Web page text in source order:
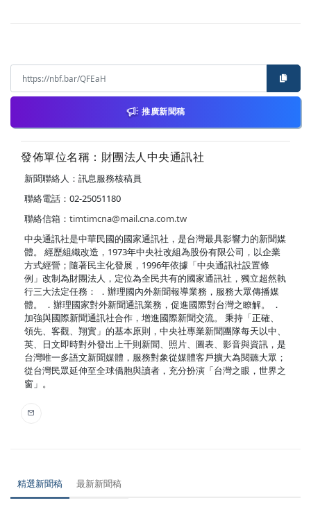
推廣新聞稿
發佈單位名稱：財團法人中央通訊社
新聞聯絡人：訊息服務核稿員
聯絡電話：02-25051180
聯絡信箱： timtimcna@mail.cna.com.tw
中央通訊社是中華民國的國家通訊社，是台灣最具影響力的新聞媒
體。 經歷組織改造，1973年中央社改組為股份有限公司，以企業
方式經營；隨著民主化發展，1996年依據「中央通訊社設置條
例」改制為財團法人，定位為全民共有的國家通訊社，獨立超然執
行三大法定任務： ．辦理國內外新聞報導業務，服務大眾傳播媒
體。 ．辦理國家對外新聞通訊業務，促進國際對台灣之瞭解。 ．
加強與國際新聞通訊社合作，增進國際新聞交流。 秉持「正確、
領先、客觀、翔實」的基本原則，中央社專業新聞團隊每天以中、
英、日文即時對外發出上千則新聞、照片、圖表、影音與資訊，是
台灣唯一多語文新聞媒體，服務對象從媒體客戶擴大為閱聽大眾；
從台灣民眾延伸至全球僑胞與讀者，充分扮演「台灣之眼，世界之
窗」。
精選新聞稿 最新新聞稿